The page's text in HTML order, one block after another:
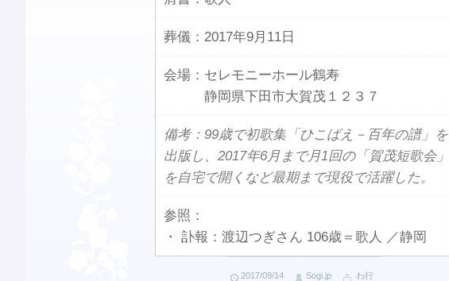
葬儀： 2017年9月11日
会場： セレモニーホール鶴寿
静岡県下田市大賀茂１２３７
備考：99歳で初歌集「ひこばえ－百年の譜」を
出版し、2017年6月まで月1回の「賀茂短歌会」
を自宅で開くなど最期まで現役で活躍した。
参照：
・ 訃報：渡辺つぎさん 106歳＝歌人 ／静岡
2017/09/14 Sogi.jp わ行